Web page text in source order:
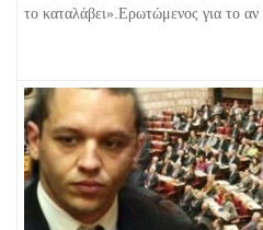
το καταλάβει».Ερωτώμενος για το αν